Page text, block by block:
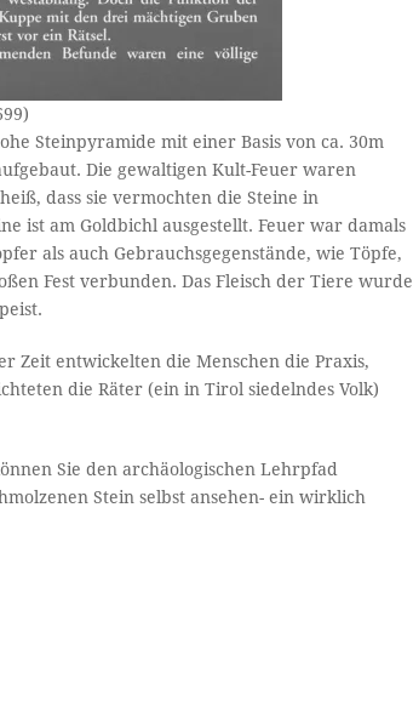
Steinpyramide mit einer Basis von ca. 30m
Die gewaltigen Kult-Feuer waren
dass sie vermochten die Steine in
ist am Goldbichl ausgestellt. Feuer war damals
als auch Gebrauchsgegenstände, wie Töpfe,
Fest verbunden. Das Fleisch der Tiere wurde
Zeit entwickelten die Menschen die Praxis,
die Räter (ein in Tirol siedelndes Volk)
Sie den archäologischen Lehrpfad
Stein selbst ansehen- ein wirklich